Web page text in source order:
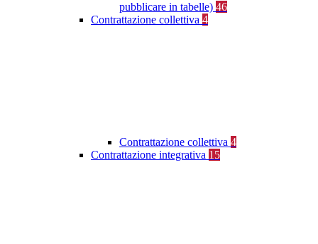
pubblicare in tabelle) 46
Contrattazione collettiva 4
Contrattazione collettiva 4
Contrattazione integrativa 15